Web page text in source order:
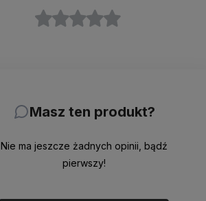
Masz ten produkt?
Nie ma jeszcze żadnych opinii, bądź
pierwszy!